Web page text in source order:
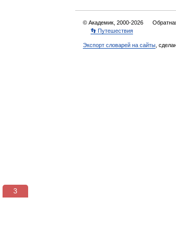
© Академик, 2000-2026
👣 Путешествия
Экспорт словарей на сайты ,
3